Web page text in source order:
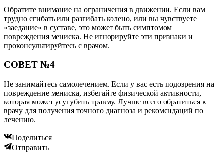
Обратите внимание на ограничения в движении. Если вам
трудно сгибать или разгибать колено, или вы чувствуете
«заедание» в суставе, это может быть симптомом
повреждения мениска. Не игнорируйте эти признаки и
проконсультируйтесь с врачом.
СОВЕТ №4
Не занимайтесь самолечением. Если у вас есть подозрения на
повреждение мениска, избегайте физической активности,
которая может усугубить травму. Лучше всего обратиться к
врачу для получения точного диагноза и рекомендаций по
лечению.
Поделиться
Отправить